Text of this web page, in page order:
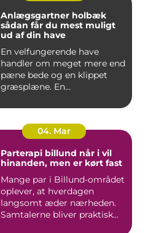
Anlægsgartner holbæk
sådan får du mest muligt
ud af din have
En velfungerende have
handler om meget mere end
pæne bede og en klippet
græsplæne. En
04. Mar
Parterapi billund når i vil
hinanden, men er kørt fast
Mange par i Billund-området
oplever, at hverdagen
langsomt æder nærheden.
Samtalerne bliver praktisk...